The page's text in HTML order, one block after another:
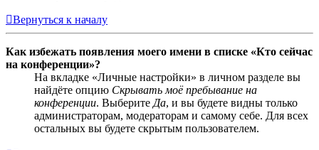
Вернуться к началу
Как избежать появления моего имени в списке «Кто сейчас
на конференции»?
На вкладке «Личные настройки» в личном разделе вы
найдёте опцию Скрывать моё пребывание на
конференции. Выберите Да, и вы будете видны только
администраторам, модераторам и самому себе. Для всех
остальных вы будете скрытым пользователем.